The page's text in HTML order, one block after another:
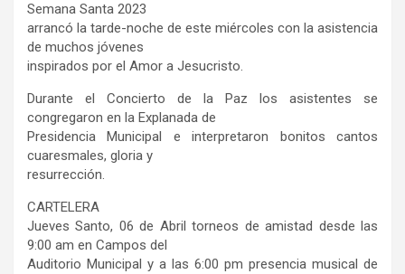
Semana Santa 2023
arrancó la tarde-noche de este miércoles con la asistencia
de muchos jóvenes
inspirados por el Amor a Jesucristo.
Durante el Concierto de la Paz los asistentes se
congregaron en la Explanada de
Presidencia Municipal e interpretaron bonitos cantos
cuaresmales, gloria y
resurrección.
CARTELERA
Jueves Santo, 06 de Abril torneos de amistad desde las
9:00 am en Campos del
Auditorio Municipal y a las 6:00 pm presencia musical de